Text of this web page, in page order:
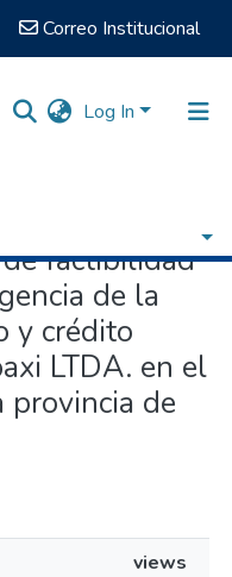
Correo Institucional
Log In
factibilidad
de la
y crédito
LTDA. en el
provincia de
views